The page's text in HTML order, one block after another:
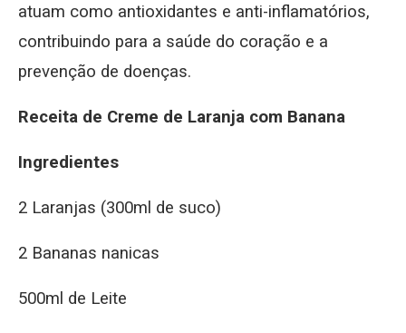
atuam como antioxidantes e anti-inflamatórios,
contribuindo para a saúde do coração e a
prevenção de doenças.
Receita de Creme de Laranja com Banana
Ingredientes
2 Laranjas (300ml de suco)
2 Bananas nanicas
500ml de Leite